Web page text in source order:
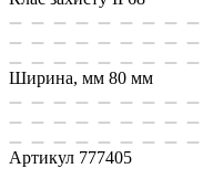
Ширина, мм 80 мм
Артикул 777405